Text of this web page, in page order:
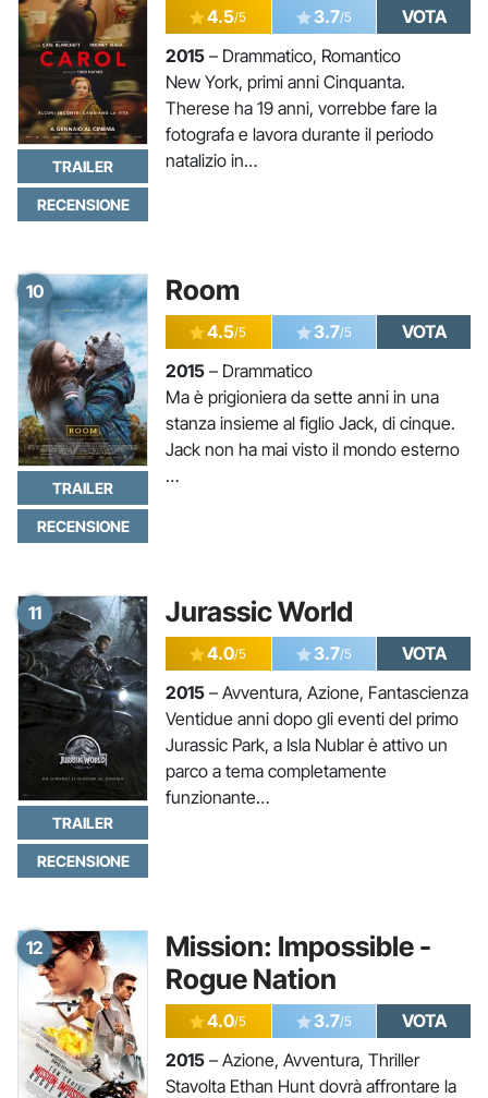
TRAILER
RECENSIONE
4.5/5 3.7/5
VOTA
2015 – Drammatico, Romantico
New York, primi anni Cinquanta.
Therese ha 19 anni, vorrebbe fare la
fotografa e lavora durante il periodo
natalizio in…
10 Room
TRAILER
RECENSIONE
4.5/5 3.7/5
VOTA
2015 – Drammatico
Ma è prigioniera da sette anni in una
stanza insieme al figlio Jack, di cinque.
Jack non ha mai visto il mondo esterno
…
11 Jurassic World
TRAILER
RECENSIONE
4.0/5 3.7/5
VOTA
2015 – Avventura, Azione, Fantascienza
Ventidue anni dopo gli eventi del primo
Jurassic Park, a Isla Nublar è attivo un
parco a tema completamente
funzionante…
12
Mission: Impossible -
Rogue Nation
4.0/5 3.7/5
VOTA
2015 – Azione, Avventura, Thriller
Stavolta Ethan Hunt dovrà affrontare la